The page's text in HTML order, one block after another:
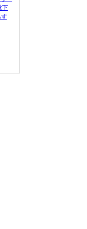
下